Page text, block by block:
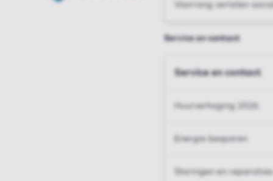
Voorrang verlaten
Service en contact
Service en contact
Huurverhoging 2026
Energie besparen
Storingen en reparaties